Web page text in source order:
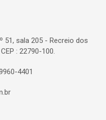
51, sala 205 - Recreio dos
: 22790-100.
4401